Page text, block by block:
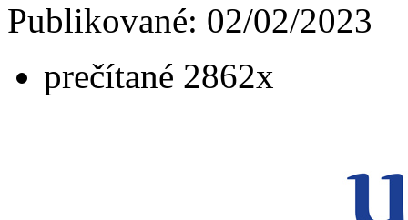
Publikované: 02/02/2023
prečítané 2862x